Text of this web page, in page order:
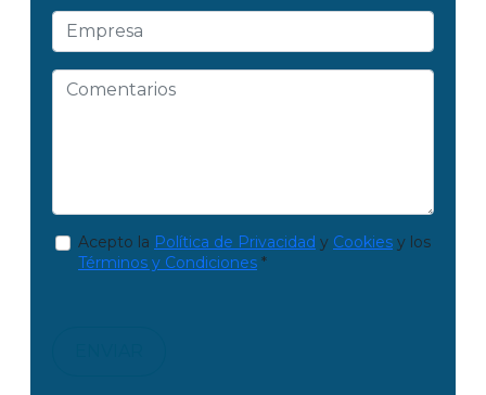
Acepto la Política de Privacidad y Cookies y los
Términos y Condiciones *